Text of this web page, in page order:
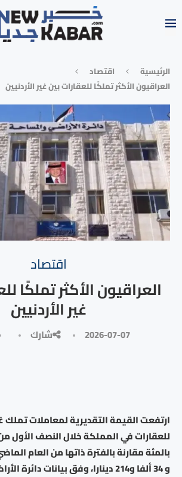
الرئيسية
⁠اقتصاد
العراقيون الأكثر تملكًا للعقارات بين غير الأردنيين
⁠اقتصاد
العراقيون الأكثر تملكًا
غير الأردنيين
2026-07-07 شارك
ارتفعت القيمة التقديرية لمعاملات تملك
و 34 ألفا و214 دينارا، وفق بيانات دائرة الأراضي والمساحة.